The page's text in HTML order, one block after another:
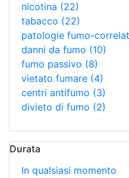
nicotina (22)
tabacco (22)
patologie fumo-
danni da fumo (10)
fumo passivo (8)
vietato fumare (4)
centri antifumo (3)
divieto di fumo (2)
Durata
In qualsiasi momento